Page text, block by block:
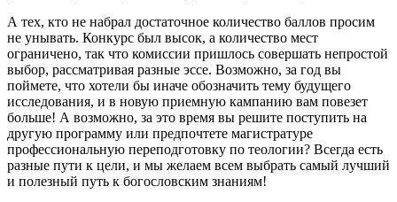
А тех, кто не набрал достаточное количество баллов просим
не унывать. Конкурс был высок, а количество мест
ограничено, так что комиссии пришлось совершать непростой
выбор, рассматривая разные эссе. Возможно, за год вы
поймете, что хотели бы иначе обозначить тему будущего
исследования, и в новую приемную кампанию вам повезет
больше! А возможно, за это время вы решите поступить на
другую программу или предпочтете магистратуре
профессиональную переподготовку по теологии? Всегда есть
разные пути к цели, и мы желаем всем выбрать самый лучший
и полезный путь к богословским знаниям!